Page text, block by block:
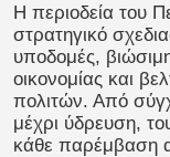
Η περιοδεία του
στρατηγικό
υποδομές,
οικονομίας και
πολιτών. Από
μέχρι ύδρευση,
κάθε παρέμβαση